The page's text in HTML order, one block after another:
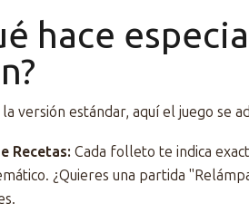
hace
versión estándar, aquí el juego se
Recetas: Cada folleto te indica
¿Quieres una partida